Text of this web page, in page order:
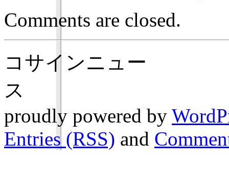
Comments are closed.
コサインニュー
proudly powered by
Entries (RSS) and